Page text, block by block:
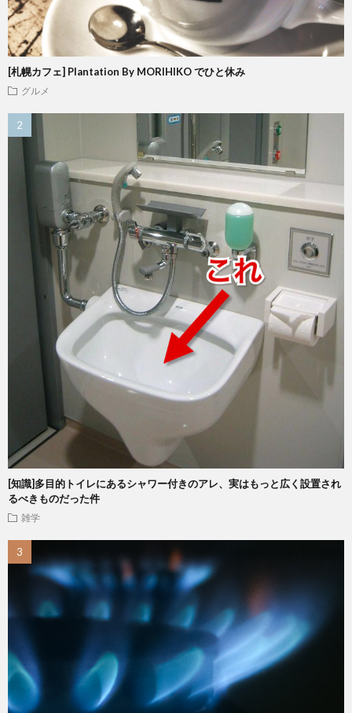
[札幌カフェ] Plantation By MORIHIKO でひと休み
グルメ
[知識]多目的トイレにあるシャワー付きのアレ、実はもっと広く設置され
るべきものだった件
雑学